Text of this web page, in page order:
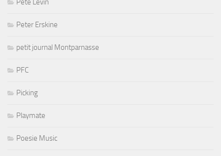
Pete Levin
Peter Erskine
petit journal Montparnasse
PFC
Picking
Playmate
Poesie Music